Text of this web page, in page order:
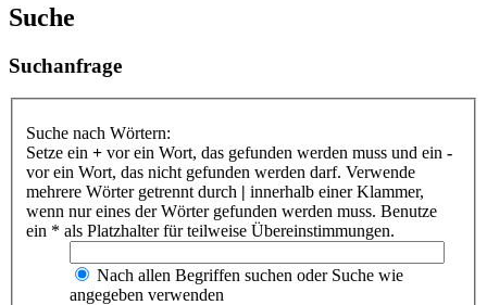
Suche
Suchanfrage
Suche nach Wörtern:
Setze ein + vor ein Wort, das gefunden werden muss und ein -
vor ein Wort, das nicht gefunden werden darf. Verwende
mehrere Wörter getrennt durch | innerhalb einer Klammer,
wenn nur eines der Wörter gefunden werden muss. Benutze
ein * als Platzhalter für teilweise Übereinstimmungen.
Nach allen Begriffen suchen oder Suche wie
angegeben verwenden